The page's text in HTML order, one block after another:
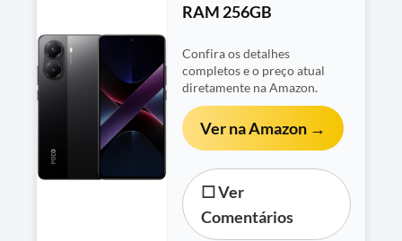
RAM 256GB
Confira os detalhes
completos e o preço atual
diretamente na Amazon.
Ver na Amazon →
☐ Ver
Comentários